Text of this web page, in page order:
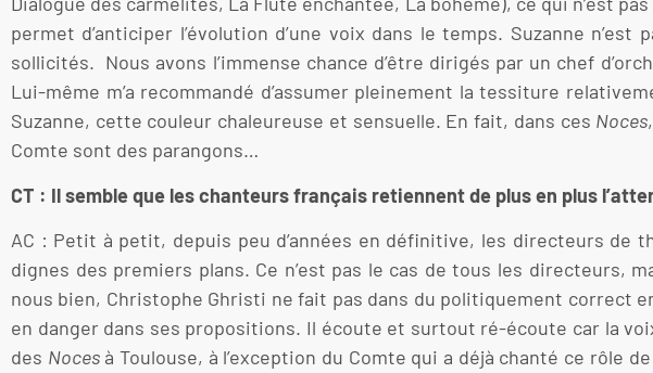
permet d’anticiper l’évolution d’une voix dans le temps. Suzanne
sollicités. Nous avons l’immense chance d’être dirigés par un chef
Lui-même m’a recommandé d’assumer pleinement la tessiture
Suzanne, cette couleur chaleureuse et sensuelle. En fait, dans ces Noces
Comte sont des parangons…
CT : Il semble que les chanteurs français retiennent de plus en plus
AC : Petit à petit, depuis peu d’années en définitive, les directeurs de
dignes des premiers plans. Ce n’est pas le cas de tous les directeurs,
nous bien, Christophe Ghristi ne fait pas dans du politiquement correct
en danger dans ses propositions. Il écoute et surtout ré-écoute car la
des Nocesà Toulouse, à l’exception du Comte qui a déjà chanté ce rôle